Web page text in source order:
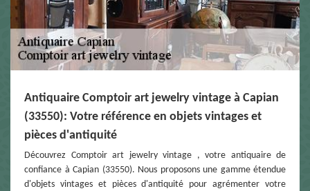
Antiquaire Comptoir art jewelry vintage à Capian
(33550): Votre référence en objets vintages et
pièces d'antiquité
Découvrez Comptoir art jewelry vintage , votre antiquaire de
confiance à Capian (33550). Nous proposons une gamme étendue
d'objets vintages et pièces d'antiquité pour agrémenter votre